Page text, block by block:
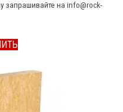
запрашивайте на info@rock-